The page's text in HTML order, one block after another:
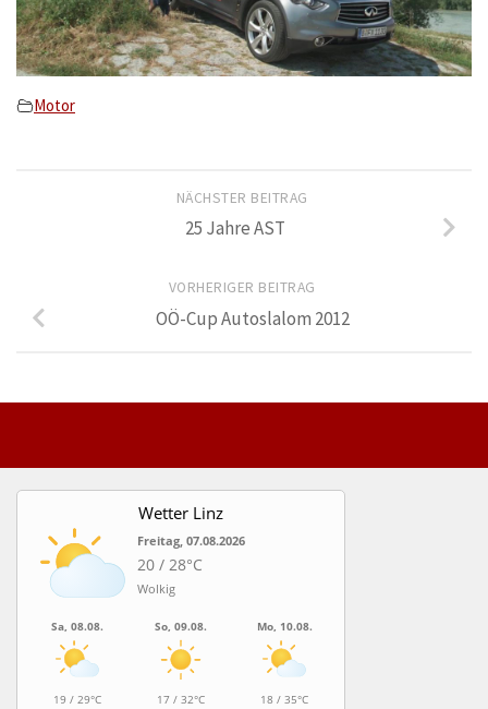
Motor
NÄCHSTER BEITRAG
25 Jahre AST
VORHERIGER BEITRAG
OÖ-Cup Autoslalom 2012
Wetter Linz
Freitag, 07.08.2026
20 / 28°C
Wolkig
Sa, 08.08.
19 / 29°C
So, 09.08.
17 / 32°C
Mo, 10.08.
18 / 35°C